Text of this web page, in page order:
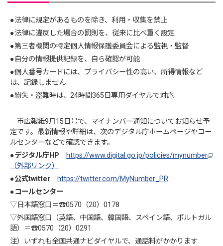
●法律に規定があるものを除き、利用・収集を禁止
●法律に違反した場合の罰則を、従来に比べ重く設定
●第三者機関の特定個人情報保護委員会による監視・監督
●自分の情報提供記録を、自ら確認が可能
●個人番号カードには、プライバシー性の高い、所得情報など
は、記録しません
●紛失・盗難時は、24時間365日専用ダイヤルで対応
市広報紙9月15日号で、マイナンバー通知についてお知らせ予
定です。最新情報や詳細は、次のデジタル庁ホームページやコー
ルセンターなどで確認できます。
●デジタル庁HP https://www.digital.go.jp/policies/mynumber
（外部リンク）
●公式twitter https://twitter.com/MyNumber_PR
●コールセンター
▽日本語窓口＝☎0570（20）0178
▽外国語窓口（英語、中国語、韓国語、スペイン語、ポルトガル
語）＝☎0570（20）0291
注）いずれも全国共通ナビダイヤルで、通話料がかかります